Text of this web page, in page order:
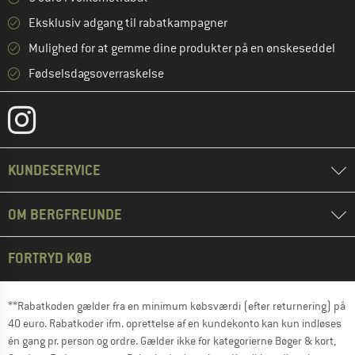
Eksklusiv adgang til rabatkampagner
Mulighed for at gemme dine produkter på en ønskeseddel
Fødselsdagsoverraskelse
KUNDESERVICE
OM BERGFREUNDE
FORTRYD KØB
**Rabatkoden gælder fra en minimum købsværdi (efter returnering) på
40 euro. Rabatkoder ifm. oprettelse af en kundekonto kan kun indløses
én gang pr. person og ordre. Gælder ikke for kategorierne Bøger & kort,